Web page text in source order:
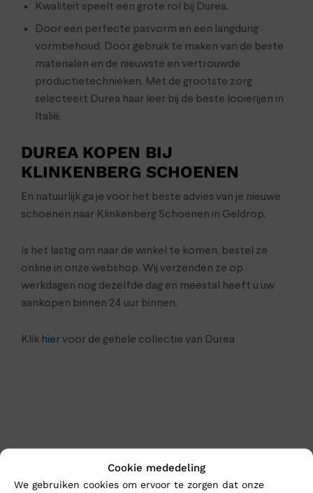
Cookie mededeling
We gebruiken cookies om ervoor te zorgen dat onze
Kwaliteit speelt een grote rol bij Durea.
Door een perfecte pasvorm en een langdurig
vormbehoud. Door gebruik te maken van de beste
materialen en de nieuwste en vertrouwde
productietechnieken. Met de grootste zorg
selecteert Durea haar leer bij de beste looierijen in
Italië.
DUREA KOPEN BIJ
KLINKENBERG SCHOENEN
En natuurlijk ga je voor het beste advies van je nieuwe
schoenen naar Klinkenberg Schoenen in Geldrop.
Is het lastig om naar de winkel te komen, bestel ze
online in onze webshop. Wij verzenden ze op
werkdagen nog dezelfde dag en meestal heeft u uw
aankopen binnen 24 uur binnen.
Klik hiervoor de gehele collectie van Durea